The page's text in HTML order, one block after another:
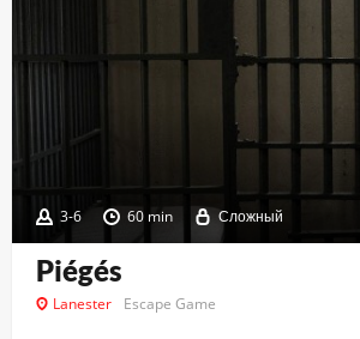
3-6 60 min Сложный
Piégés
Lanester Escape Game